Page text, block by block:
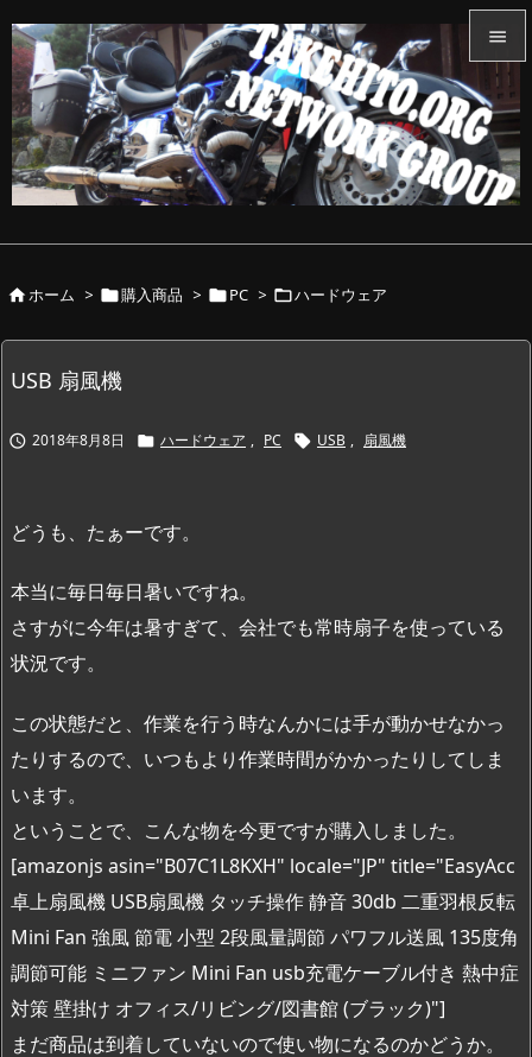


メニュ

サイド


ホーム > 購入商品 > PC > ハードウェア
USB 扇風機
 2018年8月8日  ハードウェア , PC  USB , 扇風機
どうも、たぁーです。
本当に毎日毎日暑いですね。
さすがに今年は暑すぎて、会社でも常時扇子を使っている
状況です。
この状態だと、作業を行う時なんかには手が動かせなかっ
たりするので、いつもより作業時間がかかったりしてしま
います。
ということで、こんな物を今更ですが購入しました。
[amazonjs asin="B07C1L8KXH" locale="JP" title="EasyAcc
卓上扇風機 USB扇風機 タッチ操作 静音 30db 二重羽根反転
Mini Fan 強風 節電 小型 2段風量調節 パワフル送風 135度角
調節可能 ミニファン Mini Fan usb充電ケーブル付き 熱中症
対策 壁掛け オフィス/リビング/図書館 (ブラック)"]
まだ商品は到着していないので使い物になるのかどうか。